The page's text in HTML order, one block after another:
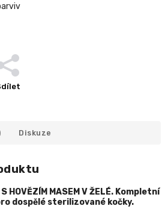
Diskuze
S HOVĚZÍM MASEM V ŽELÉ. Kompletní
dospělé sterilizované kočky.